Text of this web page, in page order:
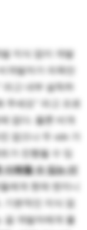
발 지식 없이 개발
개발자가 의욕만
고 내부 설득하
주세요" 라고 프로
없다. 물론 비개
없으나 두 side 가
가 진행될 수 있
이해할 수 있는 IT
에게 현재 엔지니
기본적인 지식 없
걸 개발자에게 물